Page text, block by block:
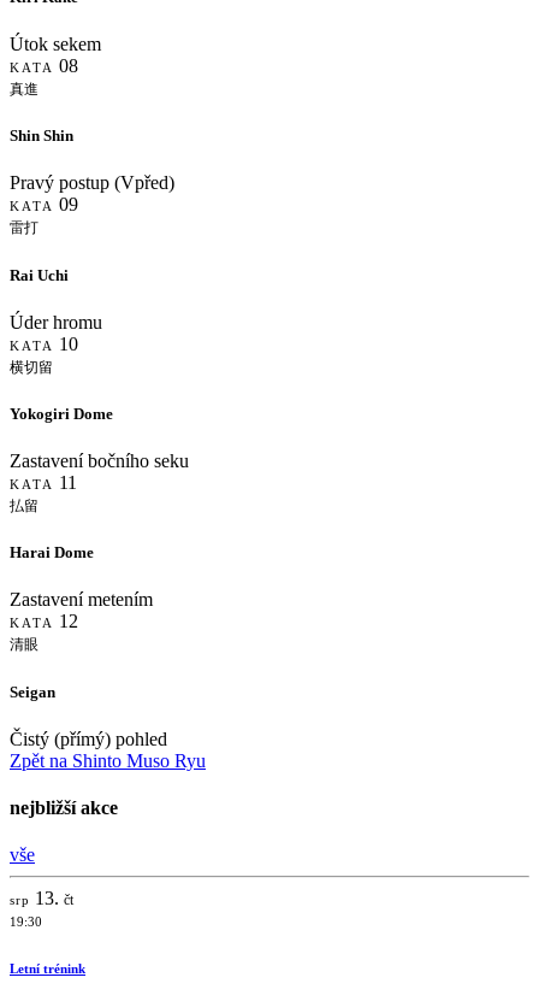
Útok sekem
KATA 08
真進
Shin Shin
Pravý postup (Vpřed)
KATA 09
雷打
Rai Uchi
Úder hromu
KATA 10
横切留
Yokogiri Dome
Zastavení bočního seku
KATA 11
払留
Harai Dome
Zastavení metením
KATA 12
清眼
Seigan
Čistý (přímý) pohled
Zpět na Shinto Muso Ryu
nejbližší akce
vše
srp 13. čt
19:30
Letní trénink